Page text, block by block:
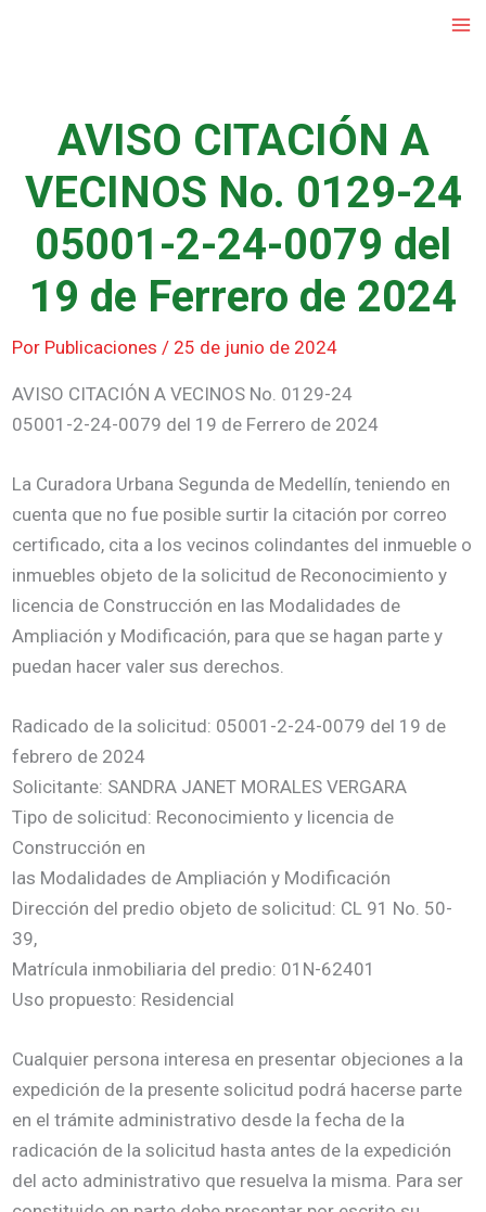
AVISO CITACIÓN A
VECINOS No. 0129-24
05001-2-24-0079 del
19 de Ferrero de 2024
Por Publicaciones / 25 de junio de 2024
AVISO CITACIÓN A VECINOS No. 0129-24
05001-2-24-0079 del 19 de Ferrero de 2024
La Curadora Urbana Segunda de Medellín, teniendo en
cuenta que no fue posible surtir la citación por correo
certificado, cita a los vecinos colindantes del inmueble o
inmuebles objeto de la solicitud de Reconocimiento y
licencia de Construcción en las Modalidades de
Ampliación y Modificación, para que se hagan parte y
puedan hacer valer sus derechos.
Radicado de la solicitud: 05001-2-24-0079 del 19 de
febrero de 2024
Solicitante: SANDRA JANET MORALES VERGARA
Tipo de solicitud: Reconocimiento y licencia de
Construcción en
las Modalidades de Ampliación y Modificación
Dirección del predio objeto de solicitud: CL 91 No. 50-
39,
Matrícula inmobiliaria del predio: 01N-62401
Uso propuesto: Residencial
Cualquier persona interesa en presentar objeciones a la
expedición de la presente solicitud podrá hacerse parte
en el trámite administrativo desde la fecha de la
radicación de la solicitud hasta antes de la expedición
del acto administrativo que resuelva la misma. Para ser